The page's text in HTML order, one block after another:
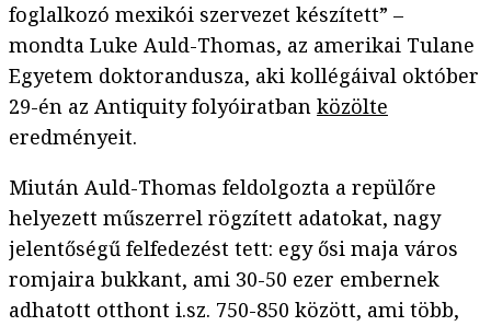
foglalkozó mexikói szervezet készített” –
mondta Luke Auld-Thomas, az amerikai Tulane
Egyetem doktorandusza, aki kollégáival október
29-én az Antiquity folyóiratban közölte
eredményeit.
Miután Auld-Thomas feldolgozta a repülőre
helyezett műszerrel rögzített adatokat, nagy
jelentőségű felfedezést tett: egy ősi maja város
romjaira bukkant, ami 30-50 ezer embernek
adhatott otthont i.sz. 750-850 között, ami több,